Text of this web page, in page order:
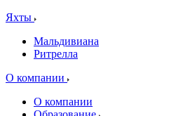
Яхты
Мальдивиана
Ритрелла
О компании
О компании